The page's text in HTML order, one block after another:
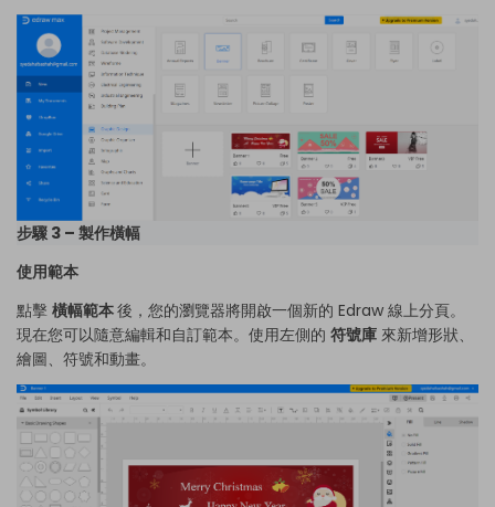
步驟 3 – 製作橫幅
使用範本
點擊 橫幅範本後，您的瀏覽器將開啟一個新的 Edraw 線上分頁。
現在您可以隨意編輯和自訂範本。使用左側的 符號庫 來新增形狀、
繪圖、符號和動畫。